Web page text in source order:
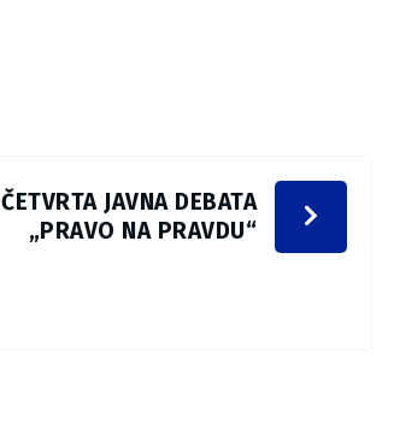
ČETVRTA JAVNA DEBATA
„PRAVO NA PRAVDU“